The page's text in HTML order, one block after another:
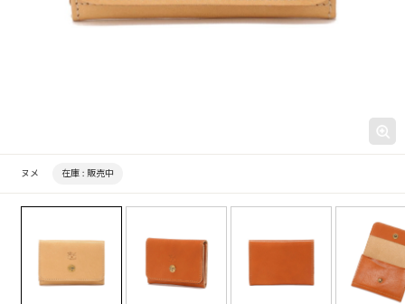
ヌメ 在庫 : 販売中